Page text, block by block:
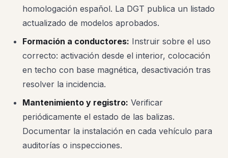
homologación español. La DGT publica un listado
actualizado de modelos aprobados.
Formación a conductores: Instruir sobre el uso
correcto: activación desde el interior, colocación
en techo con base magnética, desactivación tras
resolver la incidencia.
Mantenimiento y registro: Verificar
periódicamente el estado de las balizas.
Documentar la instalación en cada vehículo para
auditorías o inspecciones.